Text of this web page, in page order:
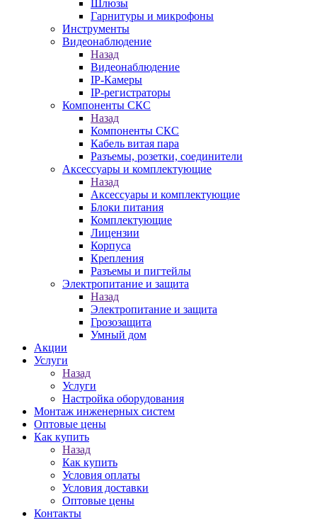
Шлюзы
Гарнитуры и микрофоны
Инструменты
Видеонаблюдение
Назад
Видеонаблюдение
IP-Камеры
IP-регистраторы
Компоненты СКС
Назад
Компоненты СКС
Кабель витая пара
Разъемы, розетки, соединители
Аксессуары и комплектующие
Назад
Аксессуары и комплектующие
Блоки питания
Комплектующие
Лицензии
Корпуса
Крепления
Разъемы и пигтейлы
Электропитание и защита
Назад
Электропитание и защита
Грозозащита
Умный дом
Акции
Услуги
Назад
Услуги
Настройка оборудования
Монтаж инженерных систем
Оптовые цены
Как купить
Назад
Как купить
Условия оплаты
Условия доставки
Оптовые цены
Контакты